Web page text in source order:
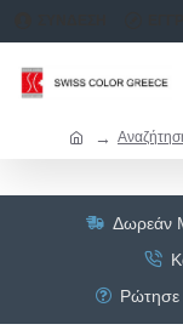
Δωρεάν
Ρώτησε